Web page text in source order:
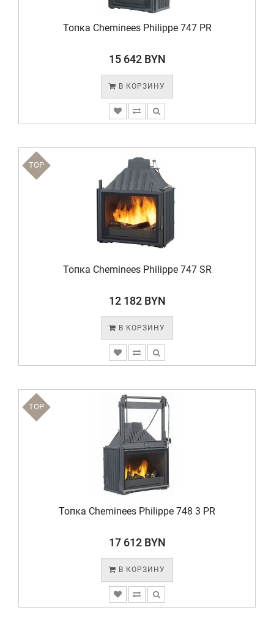
Топка Cheminees Philippe 747 PR
15 642 BYN
В КОРЗИНУ
TOP
Топка Cheminees Philippe 747 SR
12 182 BYN
В КОРЗИНУ
TOP
Топка Cheminees Philippe 748 3 PR
17 612 BYN
В КОРЗИНУ